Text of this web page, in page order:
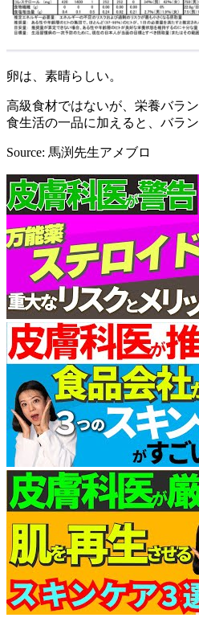
卵は、素晴らしい。
高級食材ではないが、栄養バラ
食生活の一品に加えると、バラン
Source: 馬渕先生アメブロ